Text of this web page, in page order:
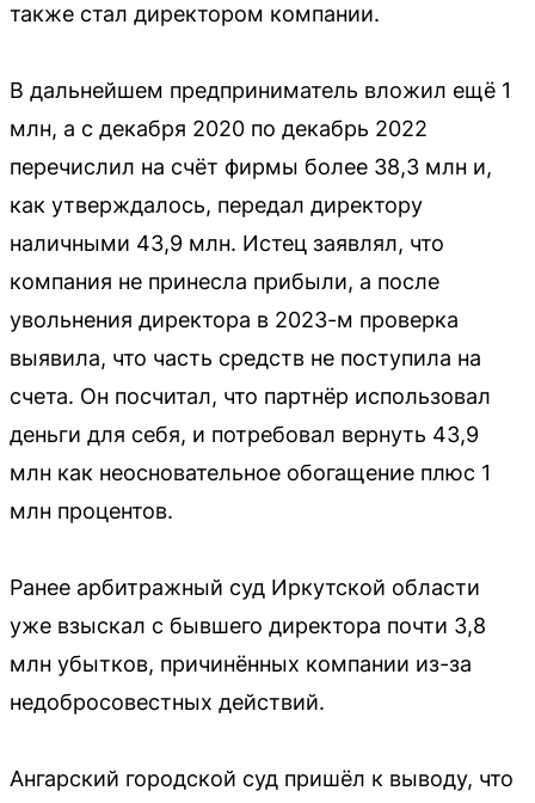
также стал директором компании.
В дальнейшем предприниматель вложил ещё 1
млн, а с декабря 2020 по декабрь 2022
перечислил на счёт фирмы более 38,3 млн и,
как утверждалось, передал директору
наличными 43,9 млн. Истец заявлял, что
компания не принесла прибыли, а после
увольнения директора в 2023-м проверка
выявила, что часть средств не поступила на
счета. Он посчитал, что партнёр использовал
деньги для себя, и потребовал вернуть 43,9
млн как неосновательное обогащение плюс 1
млн процентов.
Ранее арбитражный суд Иркутской области
уже взыскал с бывшего директора почти 3,8
млн убытков, причинённых компании из-за
недобросовестных действий.
Ангарский городской суд пришёл к выводу, что